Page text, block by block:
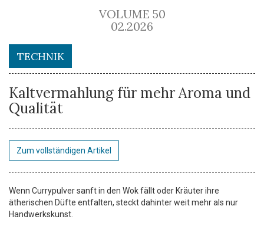
VOLUME 50
02.2026
TECHNIK
Kaltvermahlung für mehr Aroma und
Qualität
Zum vollständigen Artikel
Wenn Currypulver sanft in den Wok fällt oder Kräuter ihre
ätherischen Düfte entfalten, steckt dahinter weit mehr als nur
Handwerkskunst.